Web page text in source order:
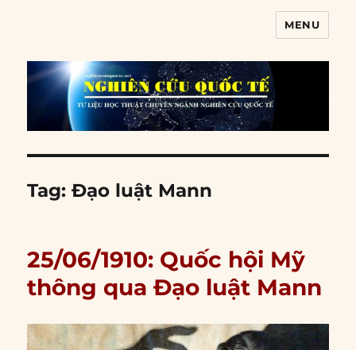
MENU
Tag:Đạo luật Mann
25/06/1910: Quốc hội Mỹ
thông qua Đạo luật Mann